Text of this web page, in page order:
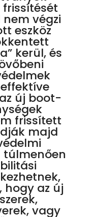
végzi
eszköz
kerül, és
új boot-
frissített
majd
túlmenően
az új
vagy